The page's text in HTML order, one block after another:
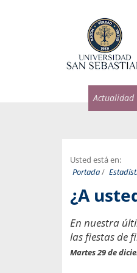
Actualidad
Usted está en:
Portada/
¿A
En nuestra
las fiestas de
Martes 29 de
Facultad de Medicina USS.
médicas y
por incapacidad